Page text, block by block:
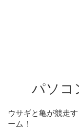
パソコ
ウサギと亀が競走
ーム！